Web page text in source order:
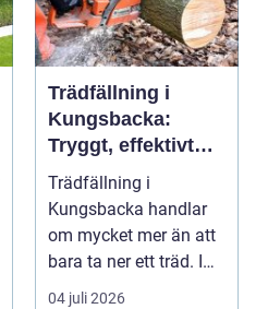
Trädfällning i
Kungsbacka:
Tryggt, effektivt
och med omtanke
om hela tomten
Trädfällning i
Kungsbacka handlar
om mycket mer än att
bara ta ner ett träd. I
e...
04 juli 2026